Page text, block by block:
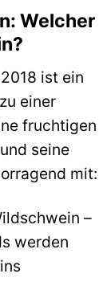
Welcher
ist ein
einer
fruchtigen
seine
mit:
–
werden